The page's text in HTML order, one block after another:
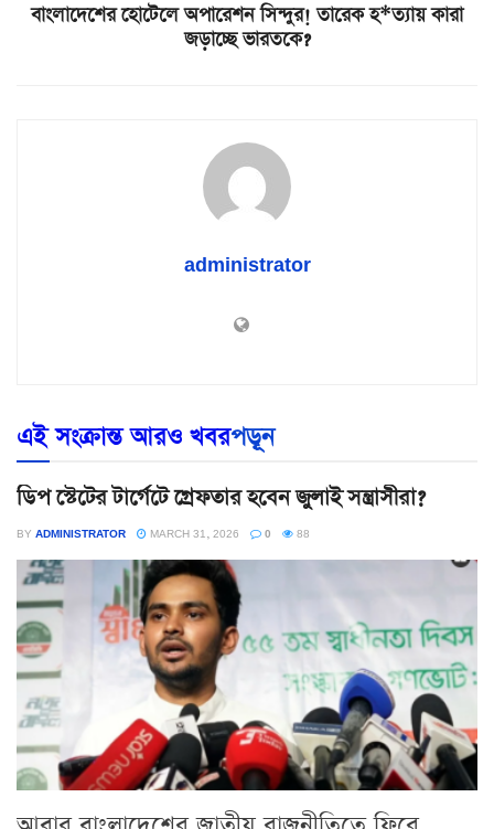
বাংলাদেশের হোটেলে অপারেশন সিন্দুর! তারেক হ*ত্যায় কারা
জড়াচ্ছে ভারতকে?
administrator
এই সংক্রান্ত আরও খবরপড়ূন
ডিপ স্টেটের টার্গেটে গ্রেফতার হবেন জুলাই সন্ত্রাসীরা?
BY ADMINISTRATOR MARCH 31, 2026 0 88